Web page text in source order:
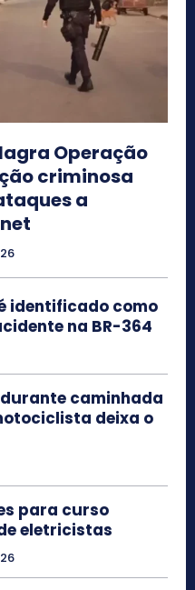
Operação
criminosa
a
identificado como
na BR-364
caminhada
deixa o
para curso
eletricistas